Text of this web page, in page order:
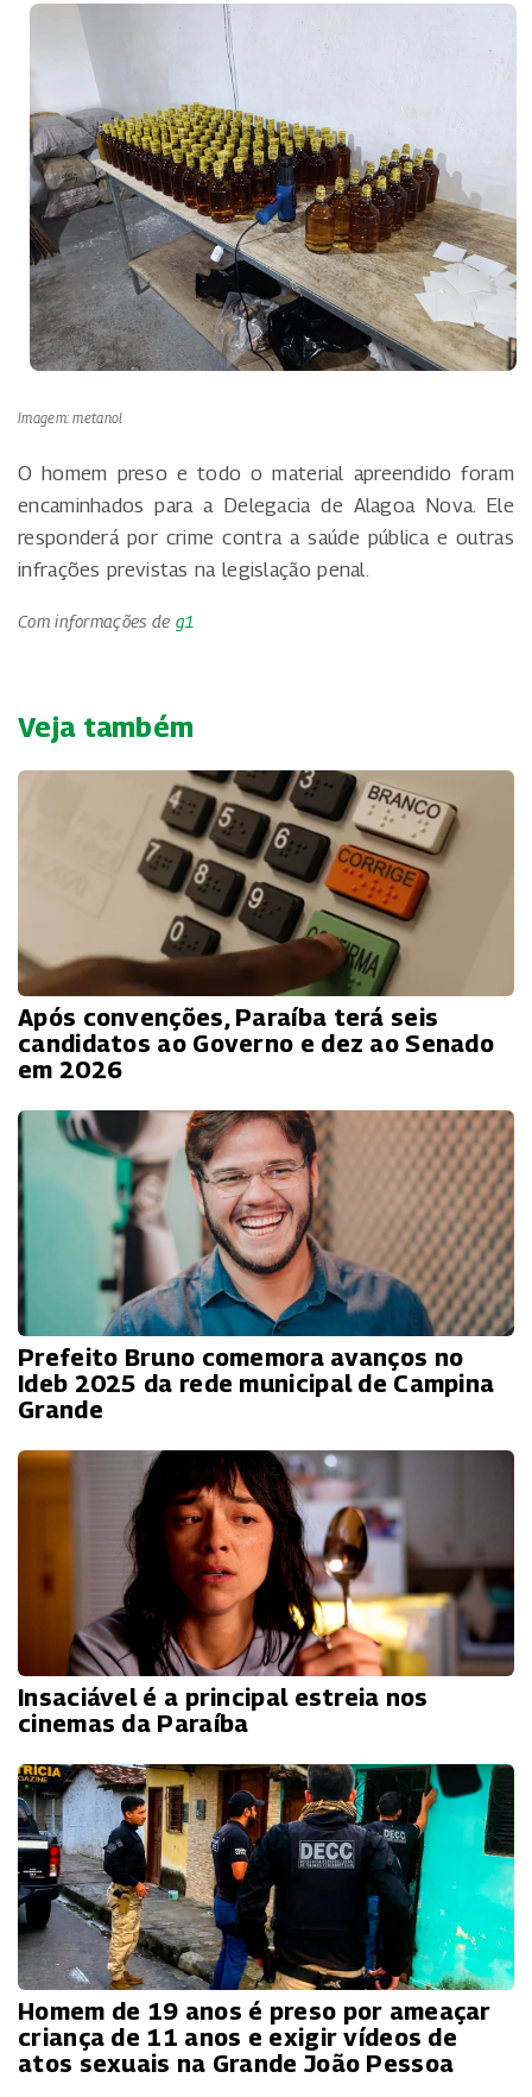
Imagem: metanol
O homem preso e todo o material apreendido foram
encaminhados para a Delegacia de Alagoa Nova. Ele
responderá por crime contra a saúde pública e outras
infrações previstas na legislação penal.
Com informações de g1
Veja também
Após convenções, Paraíba terá seis
candidatos ao Governo e dez ao Senado
em 2026
Prefeito Bruno comemora avanços no
Ideb 2025 da rede municipal de Campina
Grande
Insaciável é a principal estreia nos
cinemas da Paraíba
Homem de 19 anos é preso por ameaçar
criança de 11 anos e exigir vídeos de
atos sexuais na Grande João Pessoa